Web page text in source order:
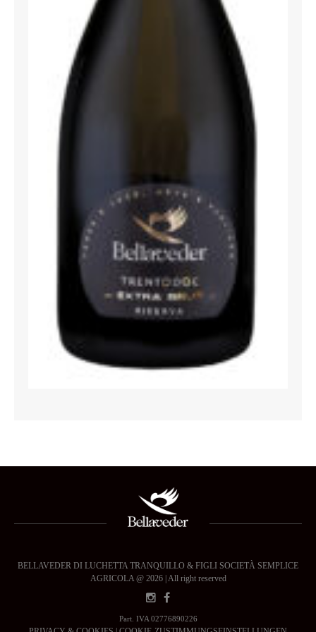
BELLAVEDER DI LUCHETTA TRANQUILLO & FIGLI SOCIETÀ SEMPLICE
AGRICOLA @ 2026 | All right reserved
Part. IVA 02776890226